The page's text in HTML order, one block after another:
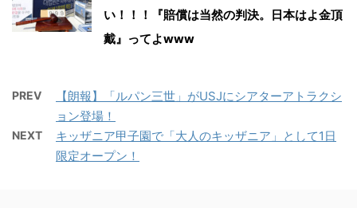
い！！！『賠償は当然の判決。日本はよ金頂
戴』ってよwww
PREV
【朗報】「ルパン三世」がUSJにシアターアトラクシ
ョン登場！
NEXT
キッザニア甲子園で「大人のキッザニア」として1日
限定オープン！